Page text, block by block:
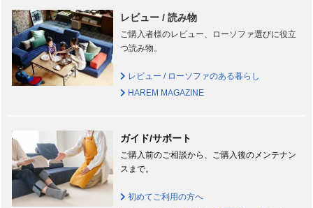
レビュー / 読み物
ご購入者様のレビュー、ローソファ選びに役立
つ読み物。
レビュー / ローソファのある暮らし
HAREM MAGAZINE
ガイド/サポート
ご購入前のご相談から、ご購入後のメンテナン
スまで。
初めてご利用の方へ